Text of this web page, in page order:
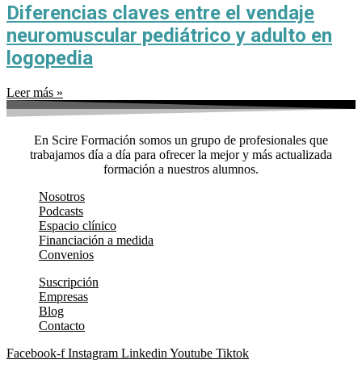
Diferencias claves entre el vendaje
neuromuscular pediátrico y adulto en
logopedia
Leer más »
En Scire Formación somos un grupo de profesionales que
trabajamos día a día para ofrecer la mejor y más actualizada
formación a nuestros alumnos.
Nosotros
Podcasts
Espacio clínico
Financiación a medida
Convenios
Suscripción
Empresas
Blog
Contacto
Facebook-f Instagram LinkedinYoutube Tiktok